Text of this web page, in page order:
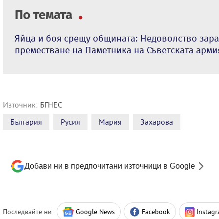
По темата
Яйца и боя срещу общината: Недоволство
преместване на Паметника на Съветската
Източник: БГНЕС
България
Русия Мария Захарова
Добави ни в предпочитани източници в Google
Последвайте ни Google News Facebook